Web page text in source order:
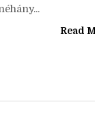
izgalmasra
szóval gondoltam,
az volt, hogy a